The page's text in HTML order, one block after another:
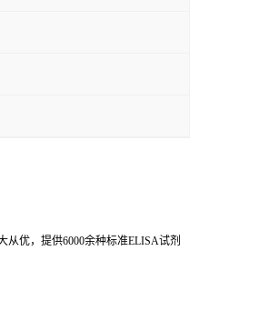
优，提供6000余种标准ELISA试剂